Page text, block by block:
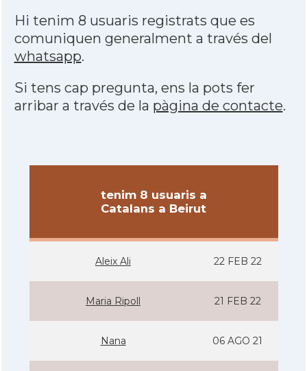
Hi tenim 8 usuaris registrats que es
comuniquen generalment a través del
whatsapp.
Si tens cap pregunta, ens la pots fer
arribar a través de la pàgina de contacte.
tenim 8 usuaris a
Catalans a Beirut
Aleix Ali 22 FEB 22
Maria Ripoll 21 FEB 22
Nana 06 AGO 21